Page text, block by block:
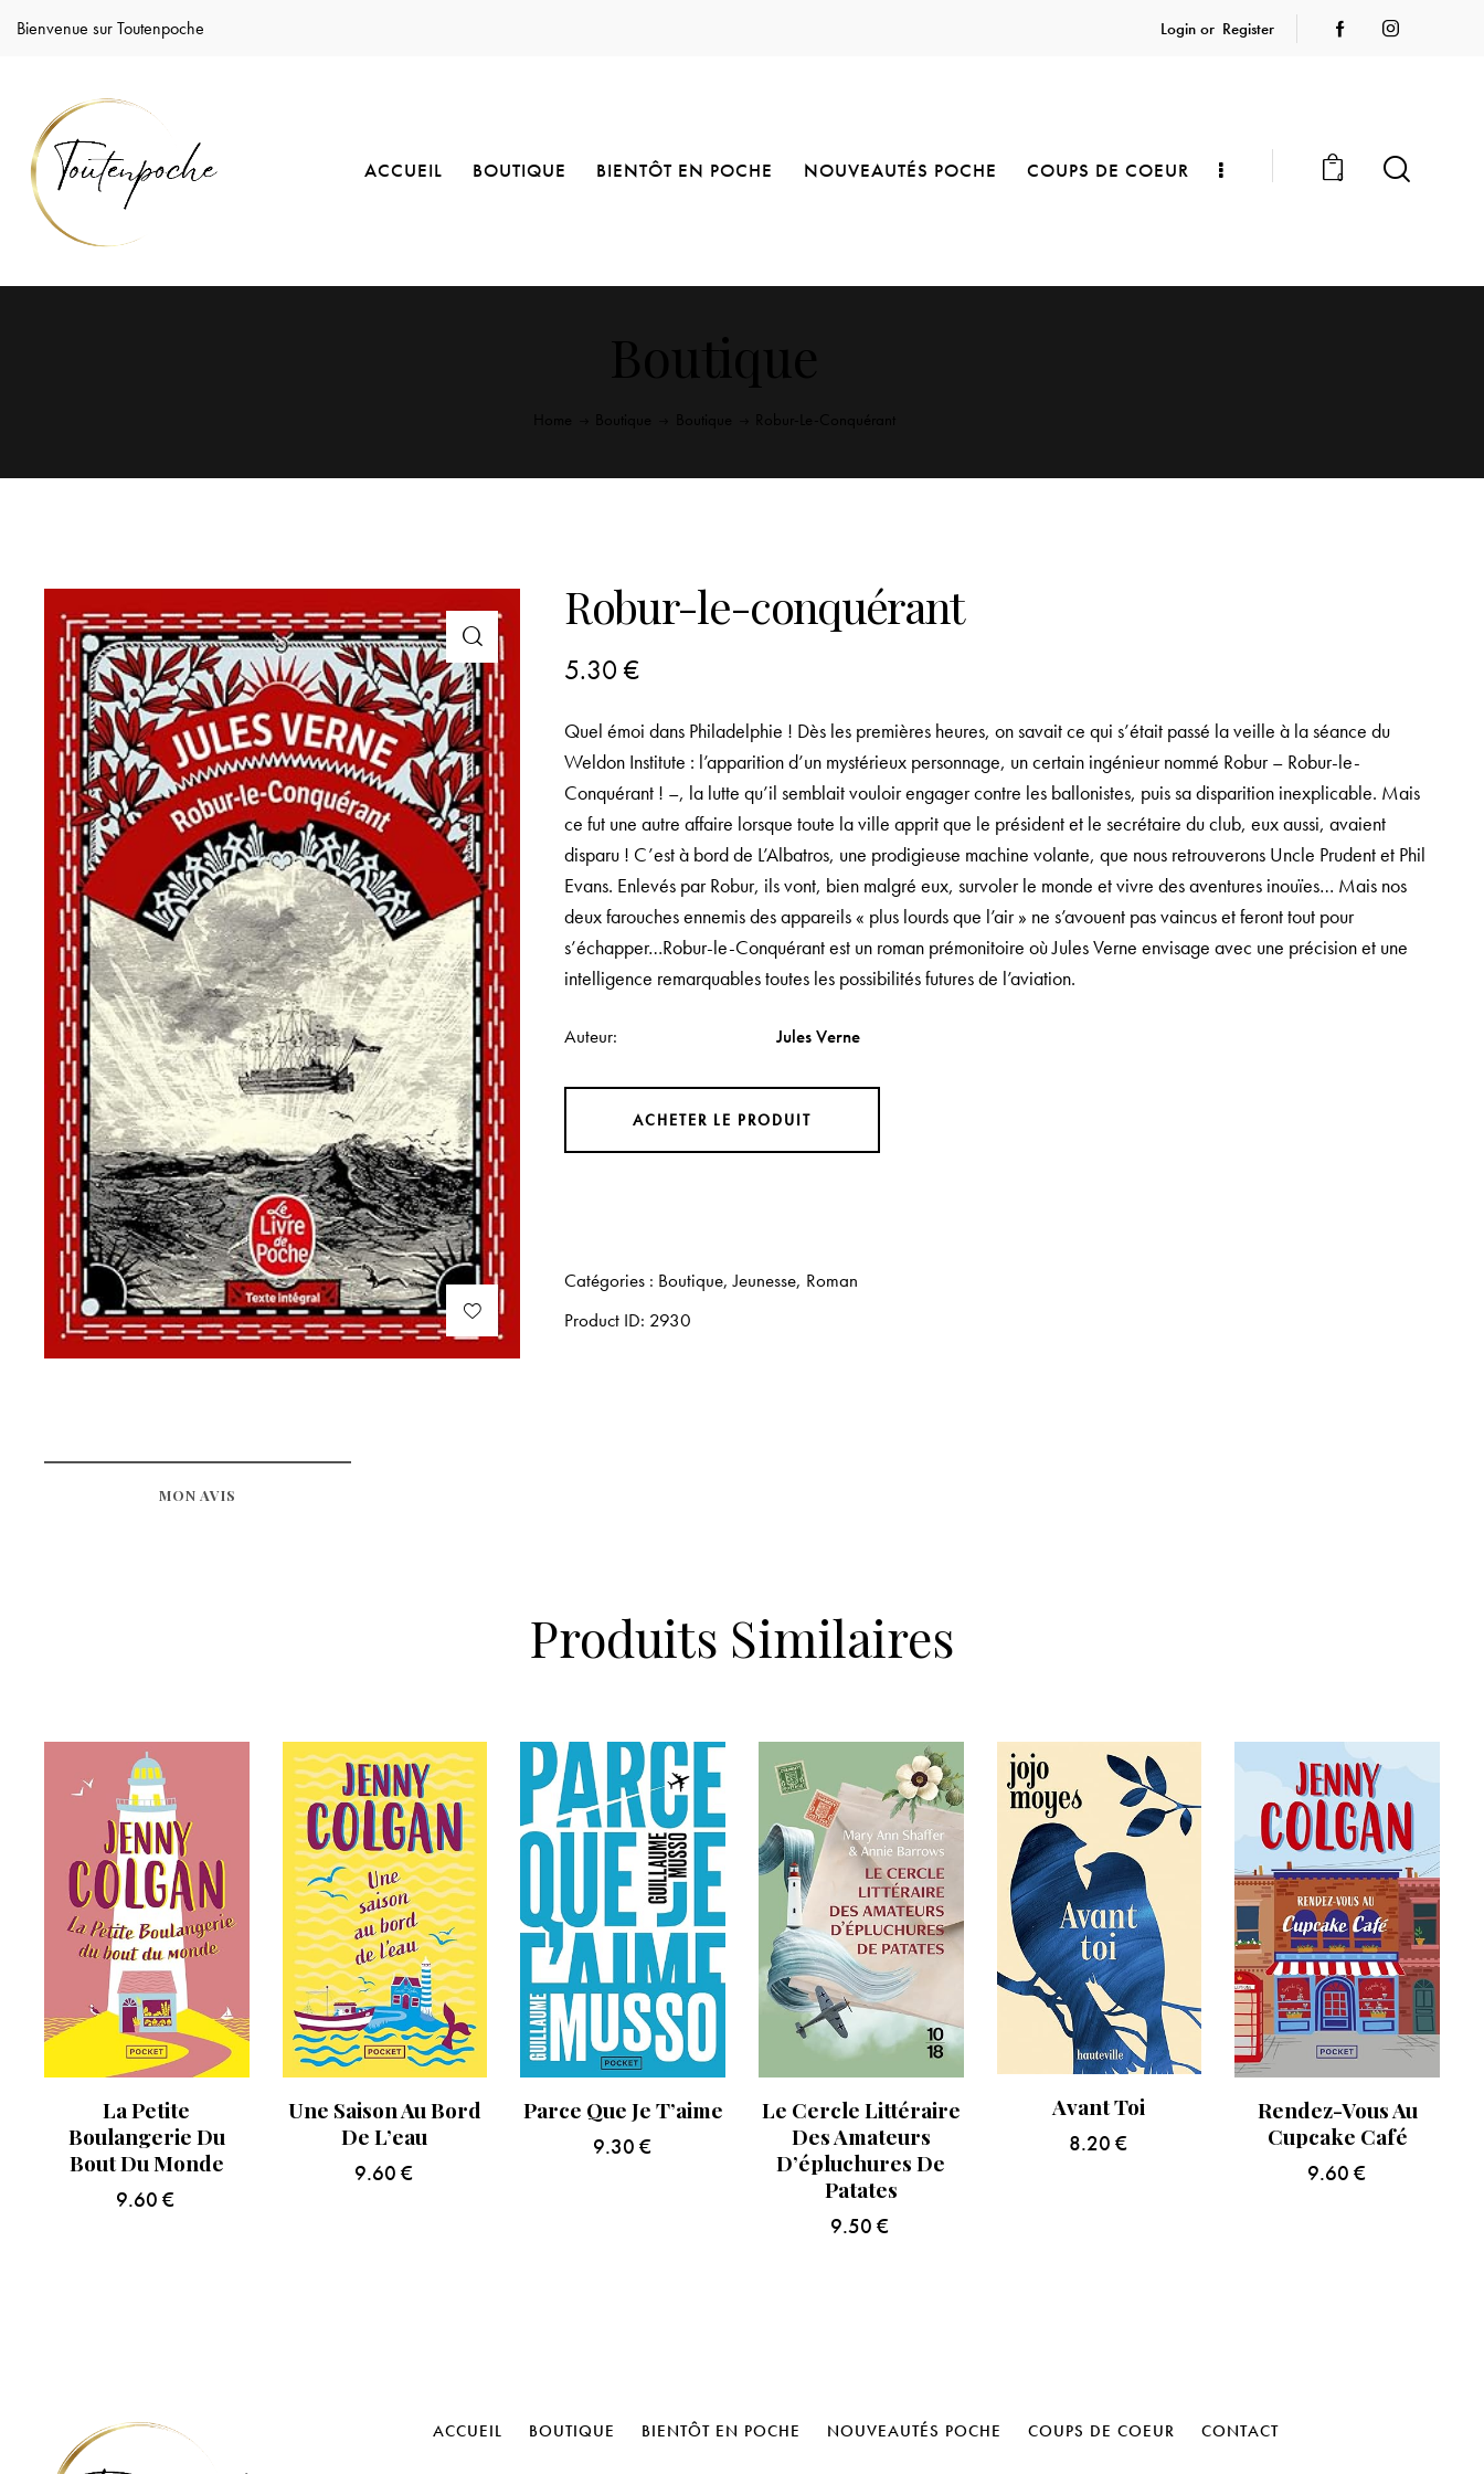
Bienvenue sur Toutenpoche Login or Register
ACCUEIL BOUTIQUE BIENTÔT EN POCHE NOUVEAUTÉS POCHE COUPS DE COEUR 0
Robur-le-conquérant
5.30€
Quel émoi dans Philadelphie ! Dès les premières heures, on savait ce qui s’était passé la veille à la séance du
Weldon Institute : l’apparition d’un mystérieux personnage, un certain ingénieur nommé Robur – Robur-le-
Conquérant ! –, la lutte qu’il semblait vouloir engager contre les ballonistes, puis sa disparition inexplicable. Mais
ce fut une autre affaire lorsque toute la ville apprit que le président et le secrétaire du club, eux aussi, avaient
disparu ! C’est à bord de L’Albatros, une prodigieuse machine volante, que nous retrouverons Uncle Prudent et Phil
Evans. Enlevés par Robur, ils vont, bien malgré eux, survoler le monde et vivre des aventures inouïes… Mais nos
deux farouches ennemis des appareils « plus lourds que l’air » ne s’avouent pas vaincus et feront tout pour
s’échapper…Robur-le-Conquérant est un roman prémonitoire où Jules Verne envisage avec une précision et une
intelligence remarquables toutes les possibilités futures de l’aviation.
Auteur Jules Verne
ACHETER LE PRODUIT
Catégories : Boutique,Jeunesse, Roman
Product ID: 2930
MON AVIS
Produits Similaires
La Petite
Boulangerie Du
Bout Du Monde
9.60€
Une Saison Au Bord
De L’eau
9.60 €
Parce Que Je T’aime
9.30 €
Le Cercle Littéraire
Des Amateurs
D’épluchures De
Patates
9.50€
Avant Toi
8.20 €
Rendez-Vous Au
Cupcake Café
9.60 €
ACCUEIL BOUTIQUE BIENTÔT EN POCHE NOUVEAUTÉS POCHE COUPS DE COEUR CONTACT